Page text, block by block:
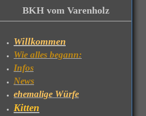
BKH vom Varenholz
Willkommen
Wie alles begann:
Infos
News
ehemalige Würfe
Kitten